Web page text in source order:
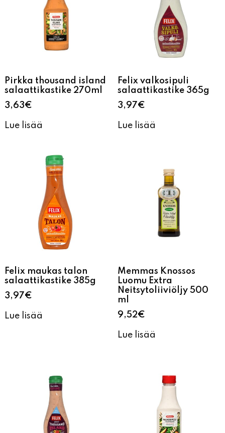
Pirkka thousand island
salaattikastike 270ml
3,63€
Lue lisää
Felix valkosipuli
salaattikastike 365g
3,97€
Lue lisää
Felix maukas talon
salaattikastike 385g
3,97€
Lue lisää
Memmas Knossos
Luomu Extra
Neitsytoliiviöljy 500
ml
9,52€
Lue lisää